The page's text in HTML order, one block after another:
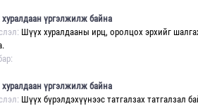
үргэлжилж байна
Шүүх хуралдааны ирц, оролцох эрхийг
үргэлжилж байна
Шүүх бүрэлдэхүүнээс татгалзах татгалзал